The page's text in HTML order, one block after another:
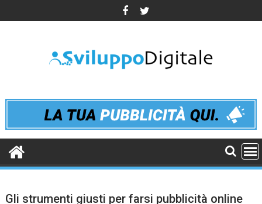
to
Gli strumenti giusti per farsi pubblicità online